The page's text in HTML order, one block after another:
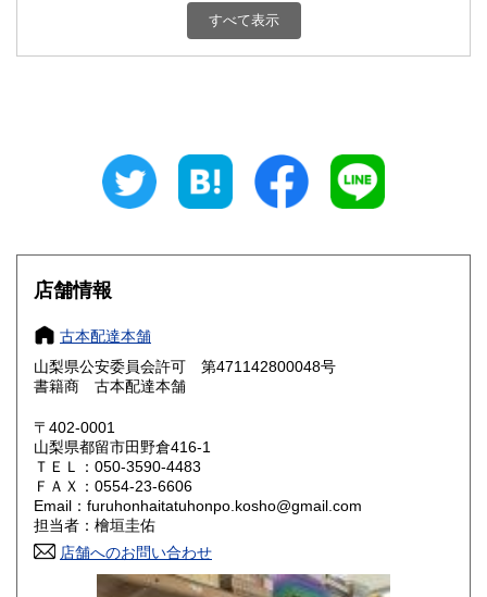
800円 三重県
大阪府
奈良県
鳥取県 800円 島根県
岡山県
山口県 800円
香川県 800円 愛媛県
高知県 800円
すべて表示
店舗情報
古本配達本舗
山梨県公安委員会許可 第471142800048号
書籍商 古本配達本舗
〒402-0001
山梨県都留市田野倉416-1
ＴＥＬ：050-3590-4483
ＦＡＸ：0554-23-6606
Email：furuhonhaitatuhonpo.kosho@gmail.com
担当者：檜垣圭佑
店舗へのお問い合わせ